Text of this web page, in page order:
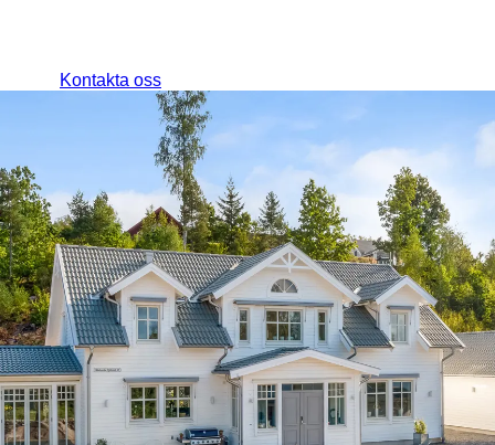
Kontakta oss